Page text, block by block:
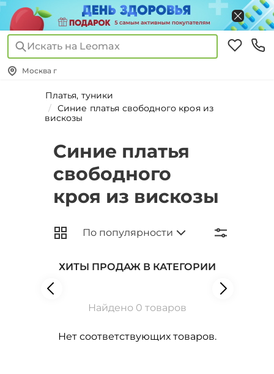
Искать на Leomax
Москва г
Платья, туники
Синие платья свободного кроя из
вискозы
Синие платья
свободного
кроя из вискозы
ХИТЫ ПРОДАЖ В КАТЕГОРИИ
Найдено 0 товаров
Нет соответствующих товаров.